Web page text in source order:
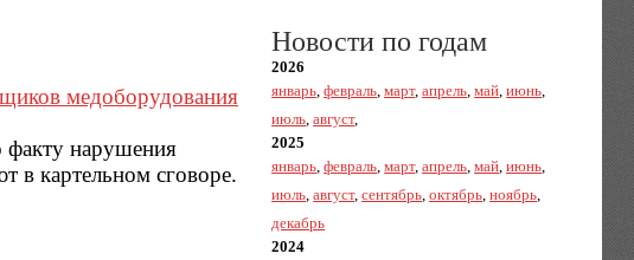
медоборудования
факту нарушения
в картельном сговоре.
Новости по годам
2026
январь,февраль,март,апрель,май,июнь,
июль,август,
2025
январь,февраль,март,апрель,май,июнь,
июль,август,сентябрь,октябрь,ноябрь,
декабрь
2024